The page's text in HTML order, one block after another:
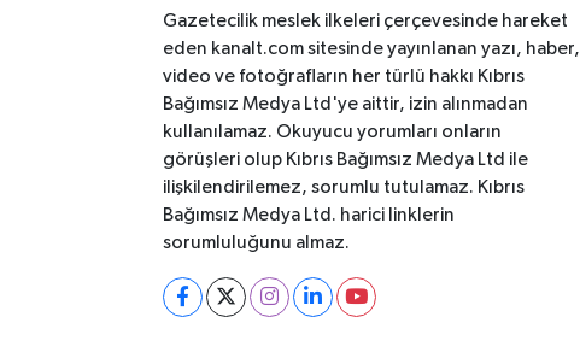
Gazetecilik meslek ilkeleri çerçevesinde hareket
eden kanalt.com sitesinde yayınlanan yazı, haber,
video ve fotoğrafların her türlü hakkı Kıbrıs
Bağımsız Medya Ltd'ye aittir, izin alınmadan
kullanılamaz. Okuyucu yorumları onların
görüşleri olup Kıbrıs Bağımsız Medya Ltd ile
ilişkilendirilemez, sorumlu tutulamaz. Kıbrıs
Bağımsız Medya Ltd. harici linklerin
sorumluluğunu almaz.